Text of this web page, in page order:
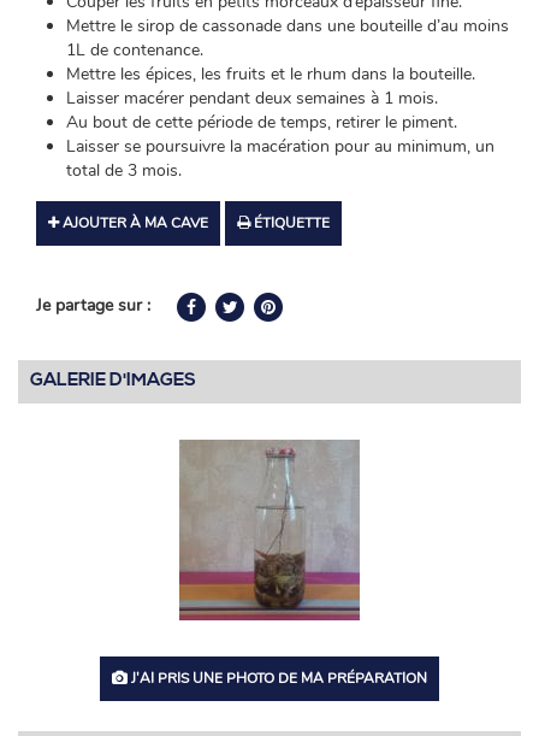
Mettre le sirop de cassonade dans une bouteille d’au moins
1L de contenance.
Mettre les épices, les fruits et le rhum dans la bouteille.
Laisser macérer pendant deux semaines à 1 mois.
Au bout de cette période de temps, retirer le piment.
Laisser se poursuivre la macération pour au minimum, un
total de 3 mois.
AJOUTER À MA CAVE ÉTIQUETTE
Je partage sur :
GALERIE D'IMAGES
J'AI PRIS UNE PHOTO DE MA PRÉPARATION